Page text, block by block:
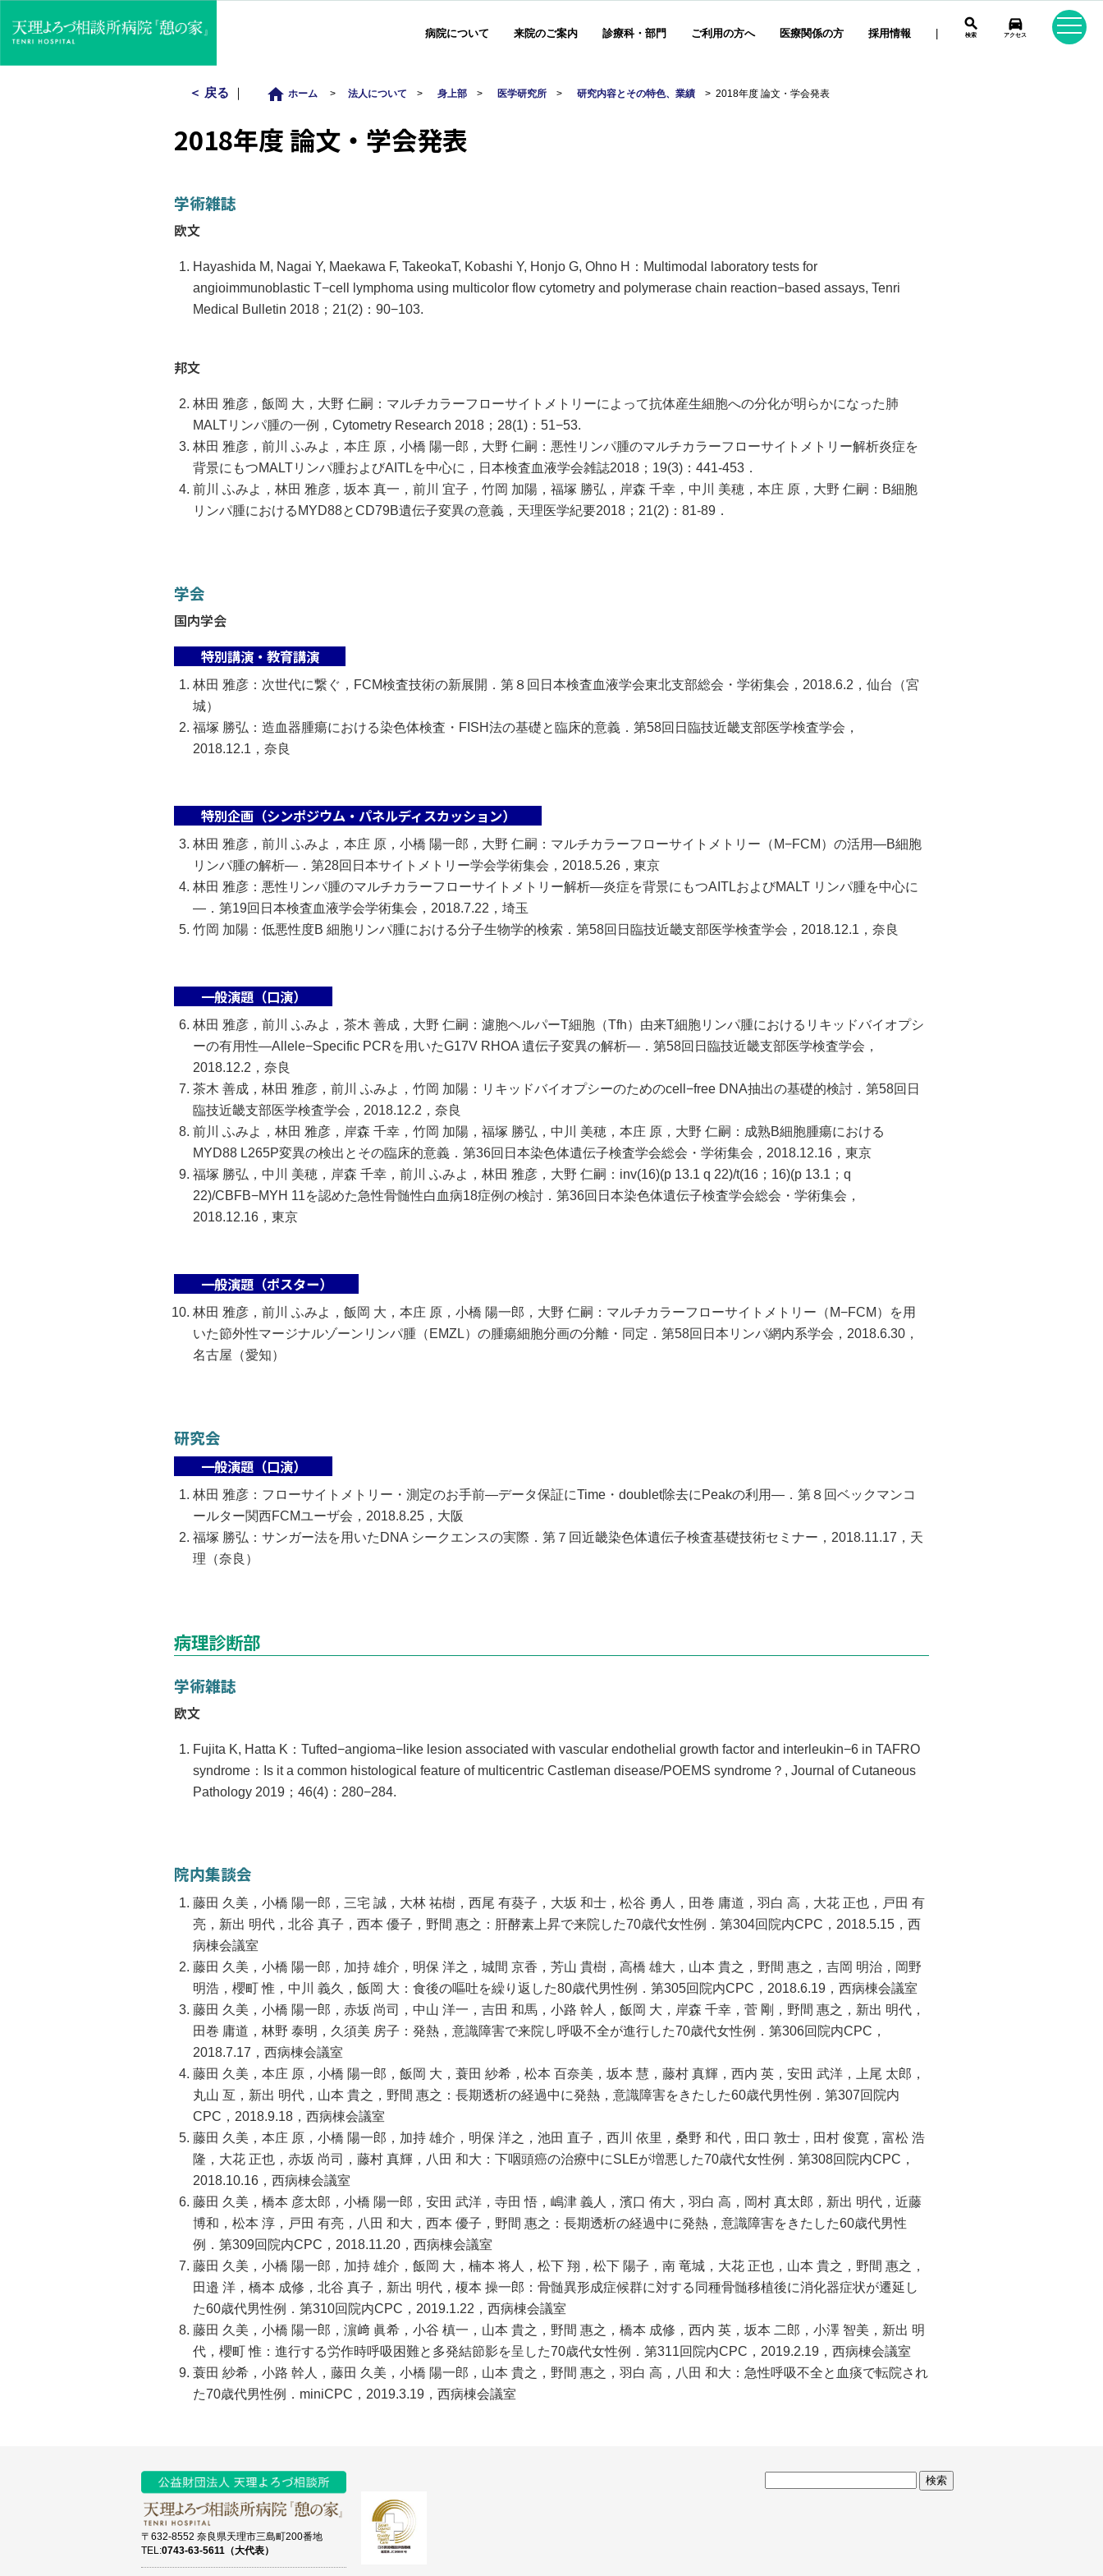
病院について 来院のご案内 診療科・部門 ご利用の方へ 医療関係の方 採用情報
search
検索
directions_car
アクセス
＜ 戻る ｜ home ホーム >法人について >身上部 > 医学研究所 >研究内容とその特色、業績 >2018年度 論文・学会発表
2018年度 論文・学会発表
学術雑誌
欧文
Hayashida M, Nagai Y, Maekawa F, TakeokaT, Kobashi Y, Honjo G, Ohno H：Multimodal laboratory tests for
angioimmunoblastic T−cell lymphoma using multicolor flow cytometry and polymerase chain reaction−based assays, Tenri
Medical Bulletin 2018；21(2)：90−103.
邦文
林田 雅彦，飯岡 大，大野 仁嗣：マルチカラーフローサイトメトリーによって抗体産生細胞への分化が明らかになった肺
MALTリンパ腫の一例，Cytometry Research 2018；28(1)：51−53.
林田 雅彦，前川 ふみよ，本庄 原，小橋 陽一郎，大野 仁嗣：悪性リンパ腫のマルチカラーフローサイトメトリー解析炎症を
背景にもつMALTリンパ腫およびAITLを中心に，日本検査血液学会雑誌2018；19(3)：441-453．
前川 ふみよ，林田 雅彦，坂本 真一，前川 宜子，竹岡 加陽，福塚 勝弘，岸森 千幸，中川 美穂，本庄 原，大野 仁嗣：B細胞
リンパ腫におけるMYD88とCD79B遺伝子変異の意義，天理医学紀要2018；21(2)：81-89．
学会
国内学会
特別講演・教育講演
林田 雅彦：次世代に繋ぐ，FCM検査技術の新展開．第８回日本検査血液学会東北支部総会・学術集会，2018.6.2，仙台（宮
城）
福塚 勝弘：造血器腫瘍における染色体検査・FISH法の基礎と臨床的意義．第58回日臨技近畿支部医学検査学会，
2018.12.1，奈良
特別企画（シンポジウム・パネルディスカッション）
林田 雅彦，前川 ふみよ，本庄 原，小橋 陽一郎，大野 仁嗣：マルチカラーフローサイトメトリー（M−FCM）の活用―B細胞
リンパ腫の解析―．第28回日本サイトメトリー学会学術集会，2018.5.26，東京
林田 雅彦：悪性リンパ腫のマルチカラーフローサイトメトリー解析―炎症を背景にもつAITLおよびMALT リンパ腫を中心に
―．第19回日本検査血液学会学術集会，2018.7.22，埼玉
竹岡 加陽：低悪性度B 細胞リンパ腫における分子生物学的検索．第58回日臨技近畿支部医学検査学会，2018.12.1，奈良
一般演題（口演）
林田 雅彦，前川 ふみよ，茶木 善成，大野 仁嗣：濾胞ヘルパーT細胞（Tfh）由来T細胞リンパ腫におけるリキッドバイオプシ
ーの有用性―Allele−Specific PCRを用いたG17V RHOA 遺伝子変異の解析―．第58回日臨技近畿支部医学検査学会，
2018.12.2，奈良
茶木 善成，林田 雅彦，前川 ふみよ，竹岡 加陽：リキッドバイオプシーのためのcell−free DNA抽出の基礎的検討．第58回日
臨技近畿支部医学検査学会，2018.12.2，奈良
前川 ふみよ，林田 雅彦，岸森 千幸，竹岡 加陽，福塚 勝弘，中川 美穂，本庄 原，大野 仁嗣：成熟B細胞腫瘍における
MYD88 L265P変異の検出とその臨床的意義．第36回日本染色体遺伝子検査学会総会・学術集会，2018.12.16，東京
福塚 勝弘，中川 美穂，岸森 千幸，前川 ふみよ，林田 雅彦，大野 仁嗣：inv(16)(p 13.1 q 22)/t(16；16)(p 13.1；q
22)/CBFB−MYH 11を認めた急性骨髄性白血病18症例の検討．第36回日本染色体遺伝子検査学会総会・学術集会，
2018.12.16，東京
一般演題（ポスター）
林田 雅彦，前川 ふみよ，飯岡 大，本庄 原，小橋 陽一郎，大野 仁嗣：マルチカラーフローサイトメトリー（M−FCM）を用
いた節外性マージナルゾーンリンパ腫（EMZL）の腫瘍細胞分画の分離・同定．第58回日本リンパ網内系学会，2018.6.30，
名古屋（愛知）
研究会
一般演題（口演）
林田 雅彦：フローサイトメトリー・測定のお手前―データ保証にTime・doublet除去にPeakの利用―．第８回ベックマンコ
ールター関西FCMユーザ会，2018.8.25，大阪
福塚 勝弘：サンガー法を用いたDNA シークエンスの実際．第７回近畿染色体遺伝子検査基礎技術セミナー，2018.11.17，天
理（奈良）
病理診断部
学術雑誌
欧文
Fujita K, Hatta K：Tufted−angioma−like lesion associated with vascular endothelial growth factor and interleukin−6 in TAFRO
syndrome：Is it a common histological feature of multicentric Castleman disease/POEMS syndrome？, Journal of Cutaneous
Pathology 2019；46(4)：280−284.
院内集談会
藤田 久美，小橋 陽一郎，三宅 誠，大林 祐樹，西尾 有葵子，大坂 和士，松谷 勇人，田巻 庸道，羽白 高，大花 正也，戸田 有
亮，新出 明代，北谷 真子，西本 優子，野間 惠之：肝酵素上昇で来院した70歳代女性例．第304回院内CPC，2018.5.15，西
病棟会議室
藤田 久美，小橋 陽一郎，加持 雄介，明保 洋之，城間 京香，芳山 貴樹，高橋 雄大，山本 貴之，野間 惠之，吉岡 明治，岡野
明浩，櫻町 惟，中川 義久，飯岡 大：食後の嘔吐を繰り返した80歳代男性例．第305回院内CPC，2018.6.19，西病棟会議室
藤田 久美，小橋 陽一郎，赤坂 尚司，中山 洋一，吉田 和馬，小路 幹人，飯岡 大，岸森 千幸，菅 剛，野間 惠之，新出 明代，
田巻 庸道，林野 泰明，久須美 房子：発熱，意識障害で来院し呼吸不全が進行した70歳代女性例．第306回院内CPC，
2018.7.17，西病棟会議室
藤田 久美，本庄 原，小橋 陽一郎，飯岡 大，蓑田 紗希，松本 百奈美，坂本 慧，藤村 真輝，西内 英，安田 武洋，上尾 太郎，
丸山 亙，新出 明代，山本 貴之，野間 惠之：長期透析の経過中に発熱，意識障害をきたした60歳代男性例．第307回院内
CPC，2018.9.18，西病棟会議室
藤田 久美，本庄 原，小橋 陽一郎，加持 雄介，明保 洋之，池田 直子，西川 依里，桑野 和代，田口 敦士，田村 俊寛，富松 浩
隆，大花 正也，赤坂 尚司，藤村 真輝，八田 和大：下咽頭癌の治療中にSLEが増悪した70歳代女性例．第308回院内CPC，
2018.10.16，西病棟会議室
藤田 久美，橋本 彦太郎，小橋 陽一郎，安田 武洋，寺田 悟，嶋津 義人，濱口 侑大，羽白 高，岡村 真太郎，新出 明代，近藤
博和，松本 淳，戸田 有亮，八田 和大，西本 優子，野間 惠之：長期透析の経過中に発熱，意識障害をきたした60歳代男性
例．第309回院内CPC，2018.11.20，西病棟会議室
藤田 久美，小橋 陽一郎，加持 雄介，飯岡 大，楠本 将人，松下 翔，松下 陽子，南 竜城，大花 正也，山本 貴之，野間 惠之，
田邉 洋，橋本 成修，北谷 真子，新出 明代，榎本 操一郎：骨髄異形成症候群に対する同種骨髄移植後に消化器症状が遷延し
た60歳代男性例．第310回院内CPC，2019.1.22，西病棟会議室
藤田 久美，小橋 陽一郎，濵﨑 眞希，小谷 槙一，山本 貴之，野間 惠之，橋本 成修，西内 英，坂本 二郎，小澤 智美，新出 明
代，櫻町 惟：進行する労作時呼吸困難と多発結節影を呈した70歳代女性例．第311回院内CPC，2019.2.19，西病棟会議室
蓑田 紗希，小路 幹人，藤田 久美，小橋 陽一郎，山本 貴之，野間 惠之，羽白 高，八田 和大：急性呼吸不全と血痰で転院され
た70歳代男性例．miniCPC，2019.3.19，西病棟会議室
〒632-8552 奈良県天理市三島町200番地
TEL:0743-63-5611（大代表）